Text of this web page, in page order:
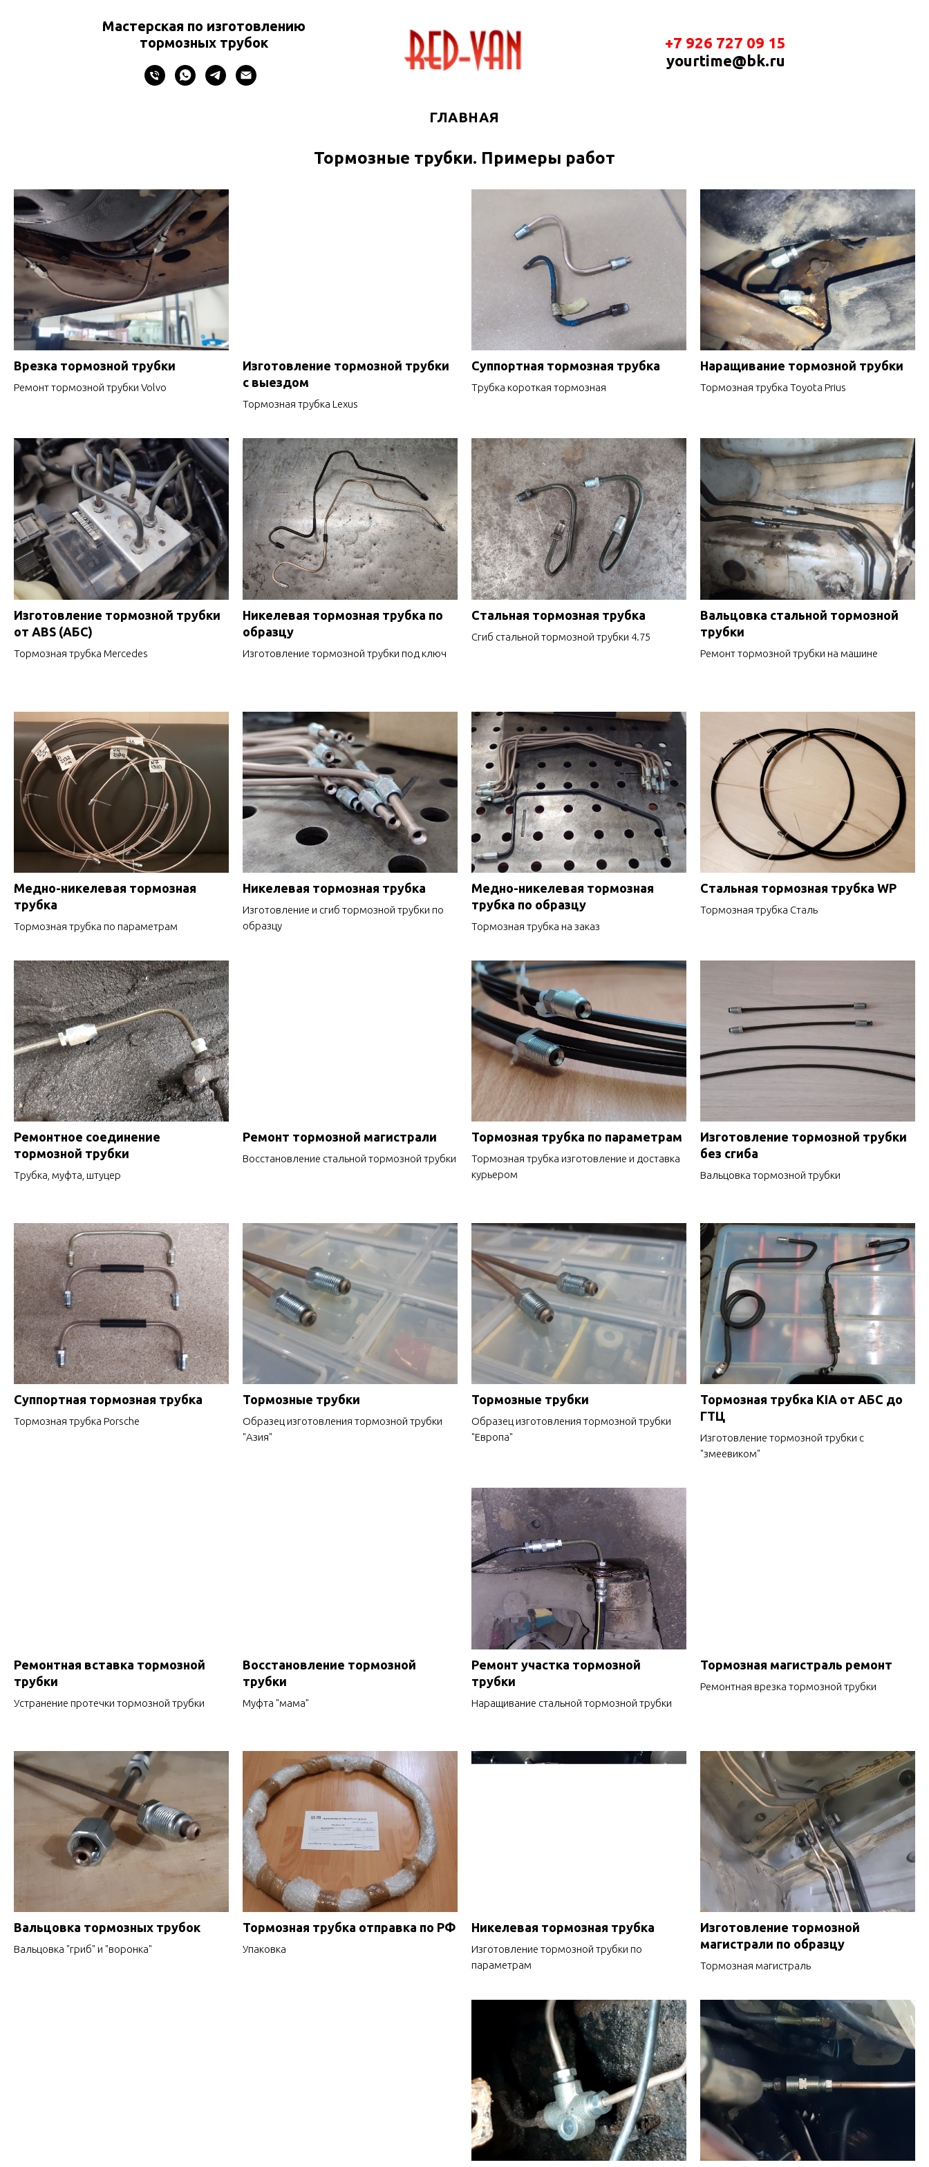
Мастерская по изготовлению
тормозных трубок
+7 926 727 09 15
yourtime@bk.ru
ГЛАВНАЯ
Тормозные трубки. Примеры работ
Врезка тормозной трубки
Ремонт тормозной трубки Volvo
Изготовление тормозной трубки
с выездом
Тормозная трубка Lexus
Суппортная тормозная трубка
Трубка короткая тормозная
Наращивание тормозной трубки
Тормозная трубка Toyota Prius
Изготовление тормозной трубки
от ABS (АБС)
Тормозная трубка Mercedes
Никелевая тормозная трубка по
образцу
Изготовление тормозной трубки под ключ
Стальная тормозная трубка
Сгиб стальной тормозной трубки 4.75
Вальцовка стальной тормозной
трубки
Ремонт тормозной трубки на машине
Медно-никелевая тормозная
трубка
Тормозная трубка по параметрам
Никелевая тормозная трубка
Изготовление и сгиб тормозной трубки по
образцу
Медно-никелевая тормозная
трубка по образцу
Тормозная трубка на заказ
Стальная тормозная трубка WP
Тормозная трубка Сталь
Ремонтное соединение
тормозной трубки
Трубка, муфта, штуцер
Ремонт тормозной магистрали
Восстановление стальной тормозной трубки
Тормозная трубка по параметрам
Тормозная трубка изготовление и доставка
курьером
Изготовление тормозной трубки
без сгиба
Вальцовка тормозной трубки
Суппортная тормозная трубка
Тормозная трубка Porsche
Тормозные трубки
Образец изготовления тормозной трубки
"Азия"
Тормозные трубки
Образец изготовления тормозной трубки
"Европа"
Тормозная трубка KIA от АБС до
ГТЦ
Изготовление тормозной трубки с
"змеевиком"
Ремонтная вставка тормозной
трубки
Устранение протечки тормозной трубки
Восстановление тормозной
трубки
Муфта "мама"
Ремонт участка тормозной
трубки
Наращивание стальной тормозной трубки
Тормозная магистраль ремонт
Ремонтная врезка тормозной трубки
Вальцовка тормозных трубок
Вальцовка "гриб" и "воронка"
Тормозная трубка отправка по РФ
Упаковка
Никелевая тормозная трубка
Изготовление тормозной трубки по
параметрам
Изготовление тормозной
магистрали по образцу
Тормозная магистраль